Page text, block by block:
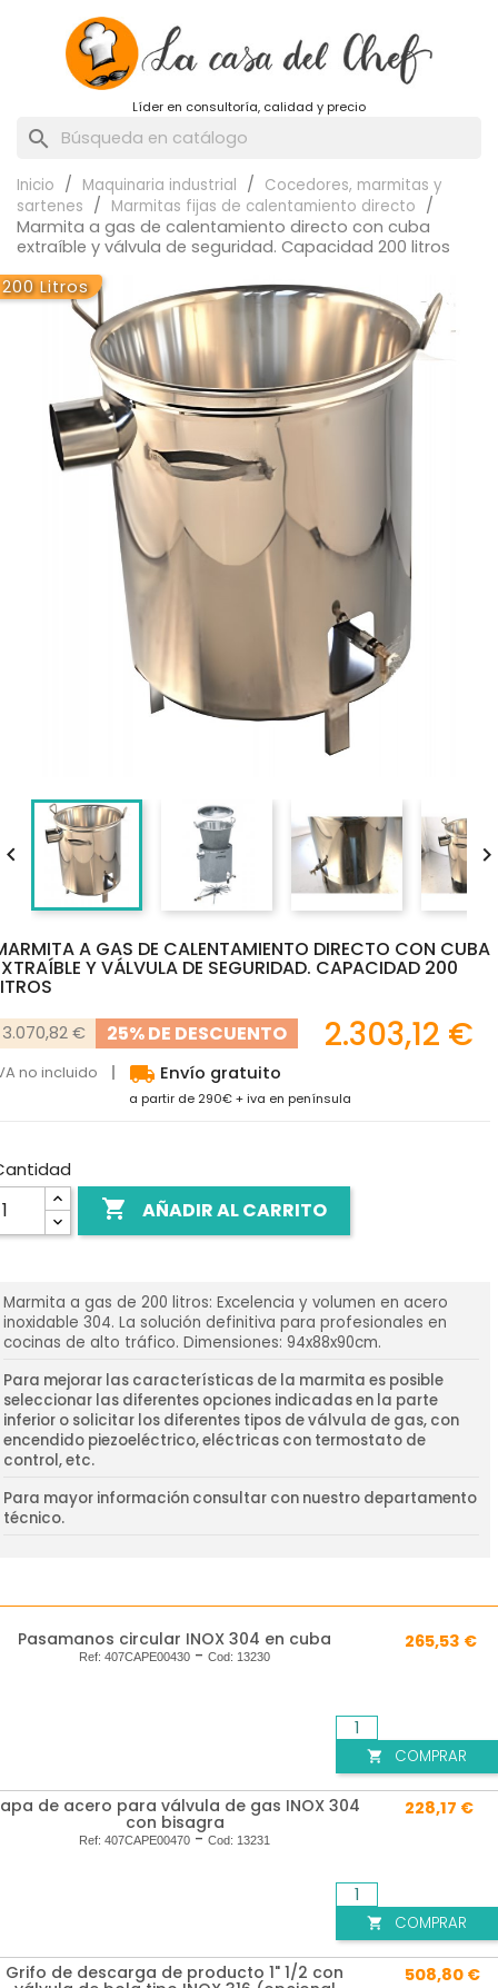
Líder en consultoría, calidad y precio
search
Inicio Maquinaria industrial
Cocedores, marmitas y
sartenes
Marmitas fijas de calentamiento directo
Marmita a gas de calentamiento directo con cuba
extraíble y válvula de seguridad. Capacidad 200 litros
200 Litros
A GAS DE CALENTAMIENTO DIRECTO CON CUBA
Y VÁLVULA DE SEGURIDAD. CAPACIDAD 200
3.070,82 € 25% DE DESCUENTO 2.303,12 €
no incluido local_shipping Envío gratuito
a partir de 290€ + iva en península
 AÑADIR AL CARRITO
Marmita a gas de 200 litros: Excelencia y volumen en acero
inoxidable 304. La solución definitiva para profesionales en
cocinas de alto tráfico. Dimensiones: 94x88x90cm.
Para mejorar las características de la marmita es posible
seleccionar las diferentes opciones indicadas en la parte
inferior o solicitar los diferentes tipos de válvula de gas, con
encendido piezoeléctrico, eléctricas con termostato de
control, etc.
Para mayor información consultar con nuestro departamento
técnico.
Pasamanos circular INOX 304 en cuba
Ref: 407CAPE00430 - Cod: 13230
265,53 €
 COMPRAR
de acero para válvula de gas INOX 304
con bisagra
Ref: 407CAPE00470 -Cod: 13231
228,17 €
 COMPRAR
Grifo de descarga de producto 1" 1/2 con 508,80 €